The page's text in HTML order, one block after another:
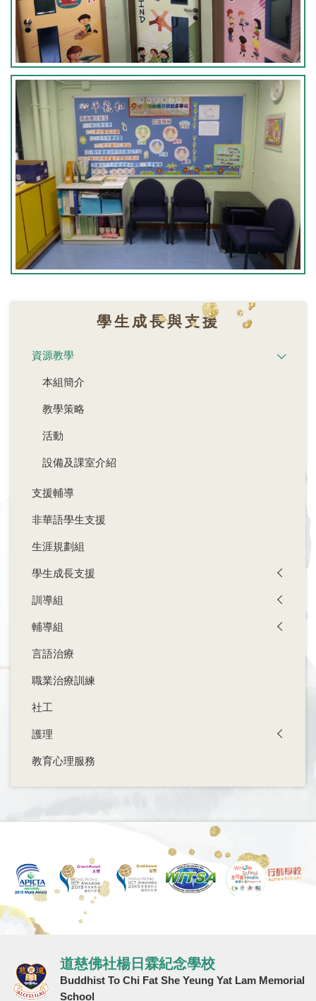
學生成長與支援
資源教學
本組簡介
教學策略
活動
設備及課室介紹
支援輔導
非華語學生支援
生涯規劃組
學生成長支援
訓導組
輔導組
言語治療
職業治療訓練
社工
護理
教育心理服務
道慈佛社楊日霖紀念學校
Buddhist To Chi Fat She Yeung Yat Lam Memorial
School